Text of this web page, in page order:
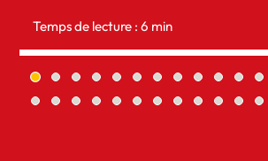
Temps de lecture : 6 min